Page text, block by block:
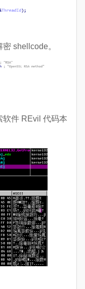
shellcode。
软件 REvil 代码本